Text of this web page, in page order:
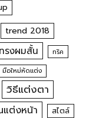
trend 2018
ทรงผมสั้น ทริค
มือใหม่หัดแต่ง
วิธีแต่งตา
แต่งหน้า สไตล์